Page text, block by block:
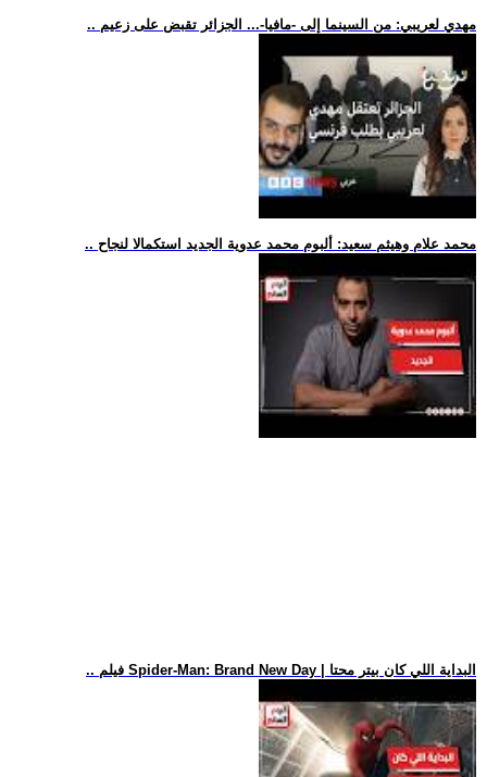
.. مهدي لعريبي: من السينما إلى -مافيا-... الجزائر تقبض على زعيم
.. محمد علام وهيثم سعيد: ألبوم محمد عدوية الجديد استكمالا لنجاح
.. فيلم Spider-Man: Brand New Day | البداية اللي كان بيتر محتا